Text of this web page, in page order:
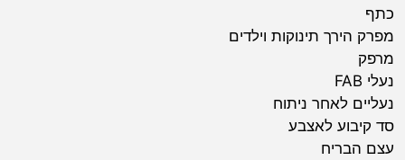
כתף
מפרק הירך תינוקות וילדים
מרפק
נעלי FAB
נעליים לאחר ניתוח
סד קיבוע לאצבע
עצם הבריח